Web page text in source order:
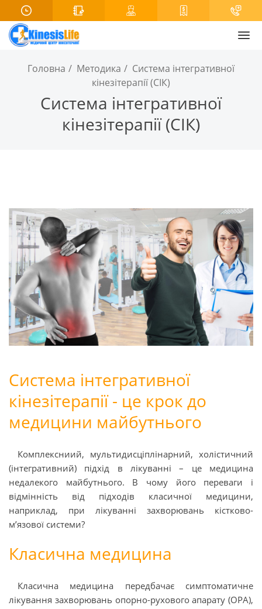
Головна Методика
Система інтегративної
кінезітерапії (СІК)
Система інтегративної
кінезітерапії (СІК)
Система інтегративної
кінезітерапії - це крок до
медицини майбутнього
Комплексниий, мультидисціплінарний, холістичний
(інтегративний) підхід в лікуванні – це медицина
недалекого майбутнього. В чому його переваги і
відмінність від підходів класичної медицини,
наприклад, при лікуванні захворювань кістково-
м’язової системи?
Класична медицина
Класична медицина передбачає симптоматичне
лікування захворювань опорно-рухового апарату (ОРА),